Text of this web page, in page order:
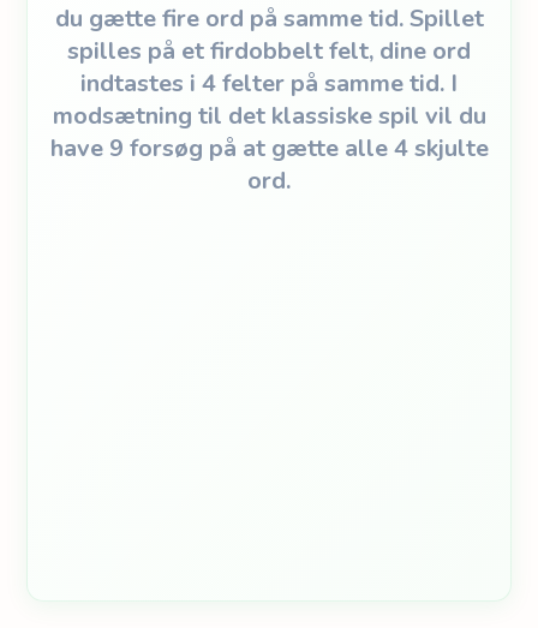
du gætte fire ord på samme tid. Spillet
spilles på et firdobbelt felt, dine ord
indtastes i 4 felter på samme tid. I
modsætning til det klassiske spil vil du
have 9 forsøg på at gætte alle 4 skjulte
ord.